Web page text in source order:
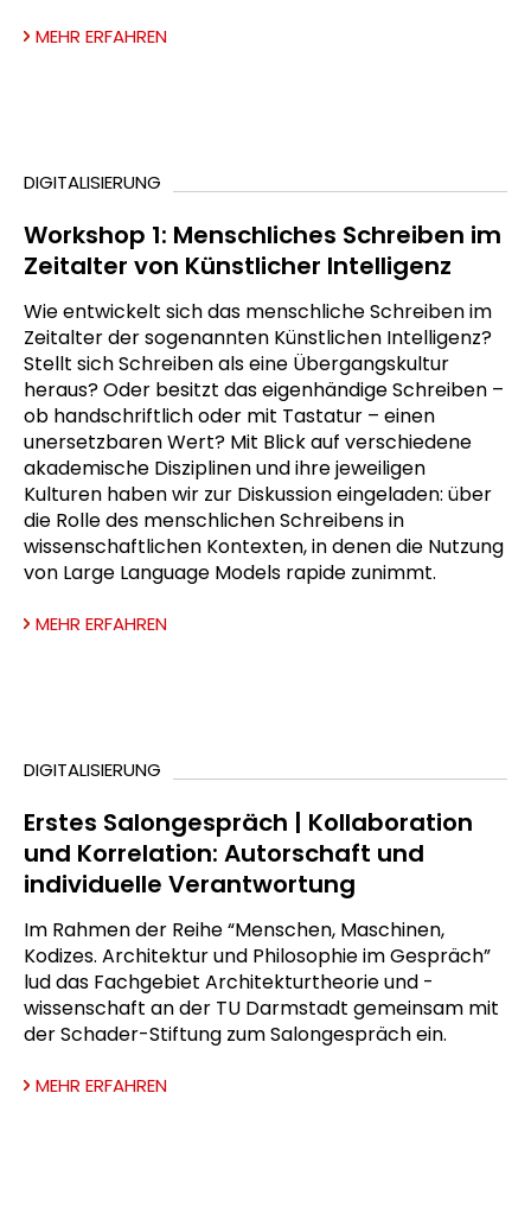
MEHR ERFAHREN
DIGITALISIERUNG
Workshop 1: Menschliches Schreiben im
Zeitalter von Künstlicher Intelligenz
Wie entwickelt sich das menschliche Schreiben im
Zeitalter der sogenannten Künstlichen Intelligenz?
Stellt sich Schreiben als eine Übergangskultur
heraus? Oder besitzt das eigenhändige Schreiben –
ob handschriftlich oder mit Tastatur – einen
unersetzbaren Wert? Mit Blick auf verschiedene
akademische Disziplinen und ihre jeweiligen
Kulturen haben wir zur Diskussion eingeladen: über
die Rolle des menschlichen Schreibens in
wissenschaftlichen Kontexten, in denen die Nutzung
von Large Language Models rapide zunimmt.
MEHR ERFAHREN
DIGITALISIERUNG
Erstes Salongespräch | Kollaboration
und Korrelation: Autorschaft und
individuelle Verantwortung
Im Rahmen der Reihe “Menschen, Maschinen,
Kodizes. Architektur und Philosophie im Gespräch”
lud das Fachgebiet Architekturtheorie und -
wissenschaft an der TU Darmstadt gemeinsam mit
der Schader-Stiftung zum Salongespräch ein.
MEHR ERFAHREN